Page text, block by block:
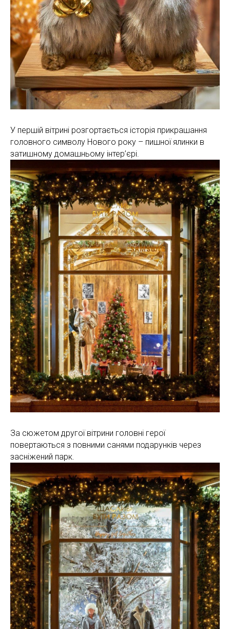
У першій вітрині розгортається історія прикрашання
головного символу Нового року – пишної ялинки в
затишному домашньому інтер’єрі.
За сюжетом другої вітрини головні герої
повертаються з повними санями подарунків через
засніжений парк.